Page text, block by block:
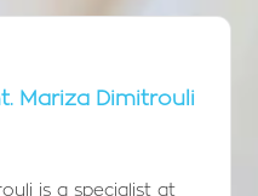
Mariza Dimitrouli
is a specialist at